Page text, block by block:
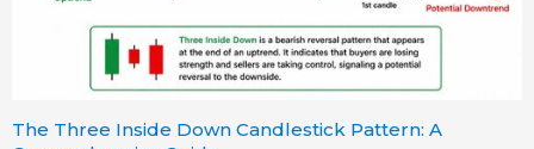
The Three Inside Down Candlestick Pattern: A